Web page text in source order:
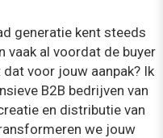
generatie kent steeds
vaak al voordat de buyer
voor jouw aanpak? Ik
B2B bedrijven van
en distributie van
we jouw